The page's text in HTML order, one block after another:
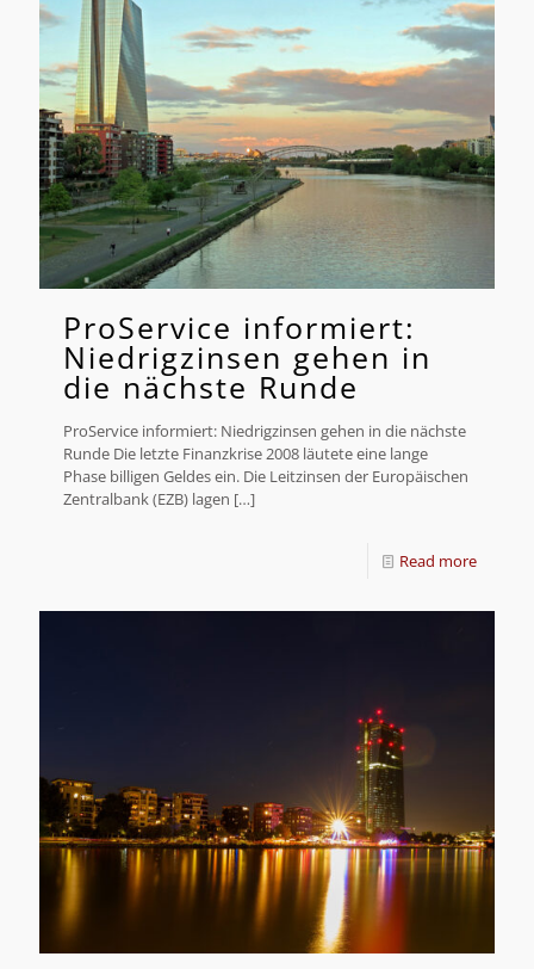
ProService informiert:
Niedrigzinsen gehen in
die nächste Runde
ProService informiert: Niedrigzinsen gehen in die nächste
Runde Die letzte Finanzkrise 2008 läutete eine lange
Phase billigen Geldes ein. Die Leitzinsen der Europäischen
Zentralbank (EZB) lagen […]
Read more